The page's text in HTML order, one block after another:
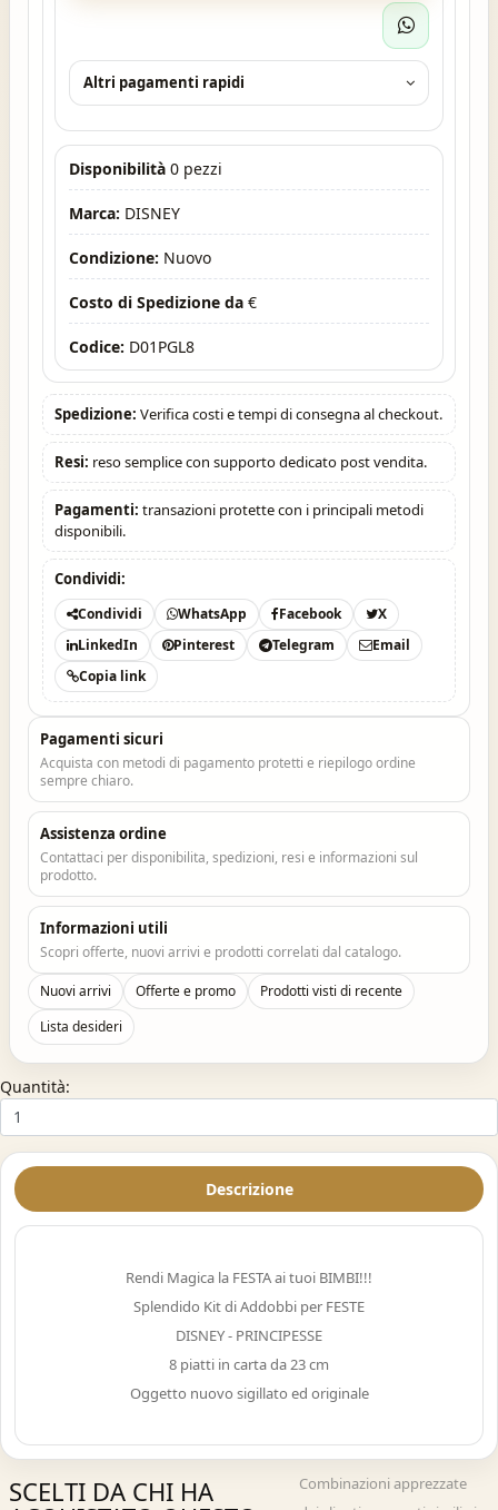
Altri pagamenti rapidi
Disponibilità 0 pezzi
Marca: DISNEY
Condizione: Nuovo
Costo di Spedizione da €
Codice: D01PGL8
Spedizione: Verifica costi e tempi di consegna al checkout.
Resi: reso semplice con supporto dedicato post vendita.
Pagamenti: transazioni protette con i principali metodi
disponibili.
Condividi:
Condividi WhatsApp Facebook
X
LinkedIn
Pinterest Telegram
Email
Copia link
Pagamenti sicuri
Acquista con metodi di pagamento protetti e riepilogo ordine
sempre chiaro.
Assistenza ordine
Contattaci per disponibilita, spedizioni, resi e informazioni sul
prodotto.
Informazioni utili
Scopri offerte, nuovi arrivi e prodotti correlati dal catalogo.
Nuovi arrivi Offerte e promo
Prodotti visti di recente
Lista desideri
Quantità:
Descrizione
Rendi Magica la FESTA ai tuoi BIMBI!!!
Splendido Kit di Addobbi per FESTE
DISNEY - PRINCIPESSE
8 piatti in carta da 23 cm
Oggetto nuovo sigillato ed originale
SCELTI DA CHI HA
Combinazioni apprezzate